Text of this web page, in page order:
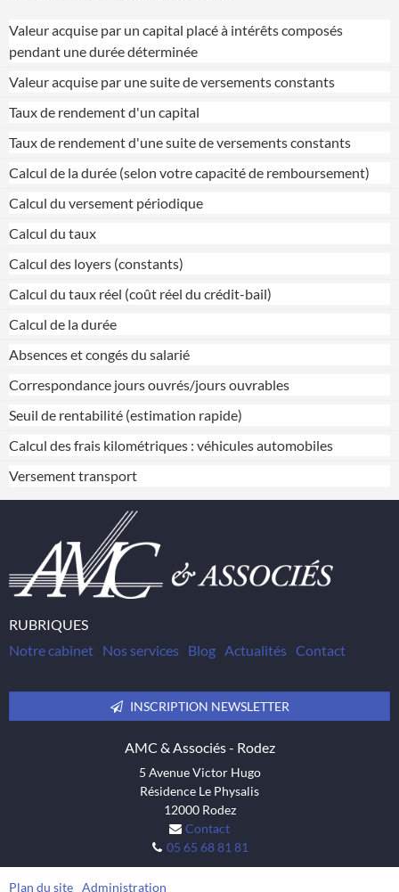
Valeur acquise par un capital placé à intérêts composés
pendant une durée déterminée
Valeur acquise par une suite de versements constants
Taux de rendement d'un capital
Taux de rendement d'une suite de versements constants
Calcul de la durée (selon votre capacité de remboursement)
Calcul du versement périodique
Calcul du taux
Calcul des loyers (constants)
Calcul du taux réel (coût réel du crédit-bail)
Calcul de la durée
Absences et congés du salarié
Correspondance jours ouvrés/jours ouvrables
Seuil de rentabilité (estimation rapide)
Calcul des frais kilométriques : véhicules automobiles
Versement transport
RUBRIQUES
Notre cabinet Nos services Blog Actualités Contact
INSCRIPTION NEWSLETTER
AMC & Associés - Rodez
5 Avenue Victor Hugo
Résidence Le Physalis
12000 Rodez
Contact
05 65 68 81 81
Plan du site Administration